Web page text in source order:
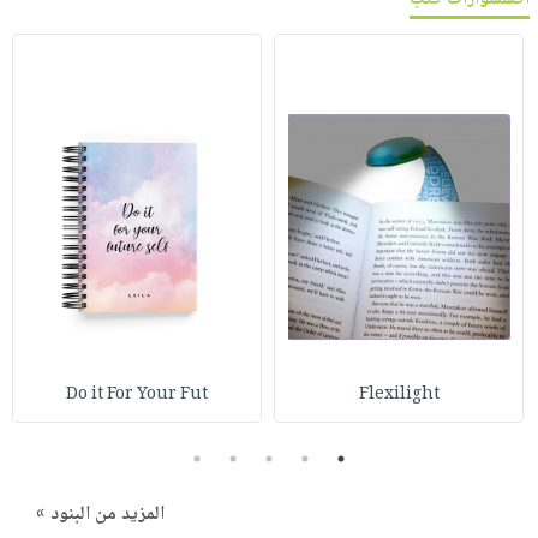
Flexilight
Do it For Your Fut
1
2
3
4
5
المزيد من البنود »